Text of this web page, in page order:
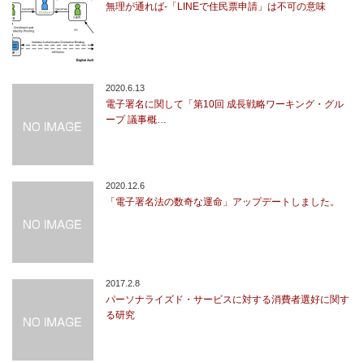
無理が通れば-「LINEで住民票申請」は不可の意味
2020.6.13
電子署名に関して「第10回 成長戦略ワーキング・グル
ープ 議事概…
2020.12.6
「電子署名法の数奇な運命」アップデートしました。
2017.2.8
パーソナライズド・サービスに対する消費者選好に関す
る研究